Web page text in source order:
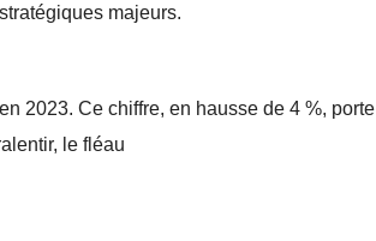
majeurs.
2023. Ce chiffre, en hausse de 4 %, porte
le fléau